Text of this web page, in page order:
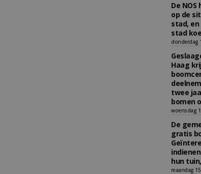
De
op de
stad,
stad
donderdag
Haag
twee
bomen
woensdag
De
gratis
hun
maandag